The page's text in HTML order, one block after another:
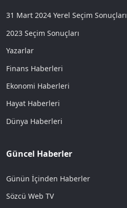
31 Mart 2024 Yerel Seçim Sonuçları
2023 Seçim Sonuçları
Yazarlar
Finans Haberleri
Ekonomi Haberleri
Hayat Haberleri
Dünya Haberleri
Güncel Haberler
Günün İçinden Haberler
Sözcü Web TV